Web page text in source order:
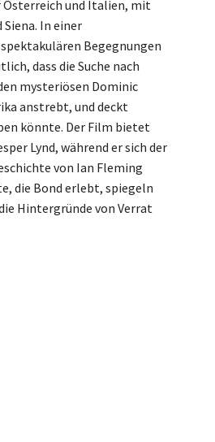
Österreich und Italien, mit
In einer
Begegnungen
dass die Suche nach
mysteriösen Dominic
anstrebt, und deckt
könnte. Der Film bietet
Lynd, während er sich der
von Ian Fleming
die Bond erlebt, spiegeln
Hintergründe von Verrat